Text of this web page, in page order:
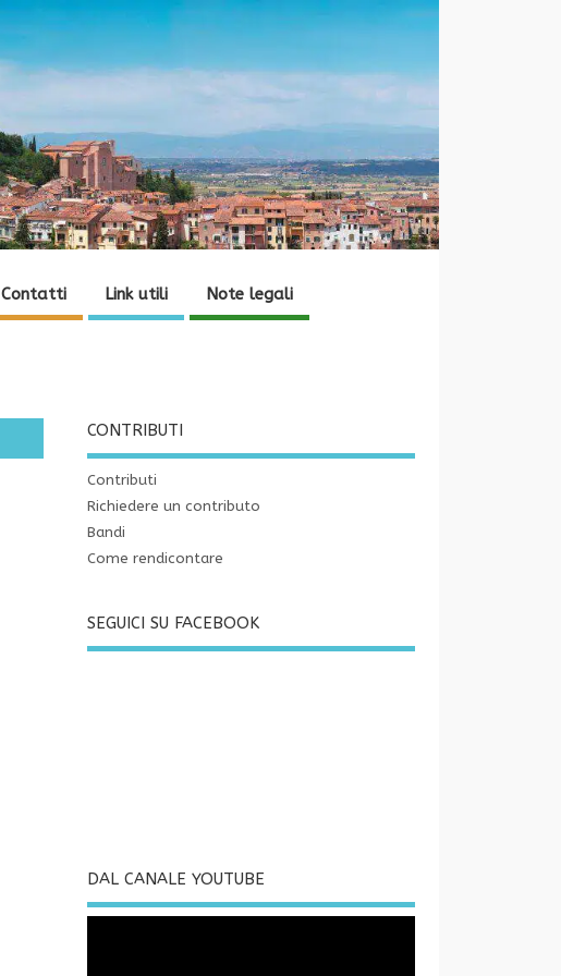
Contatti Link utili Note legali
CONTRIBUTI
Contributi
Richiedere un contributo
Bandi
Come rendicontare
SEGUICI SU FACEBOOK
DAL CANALE YOUTUBE